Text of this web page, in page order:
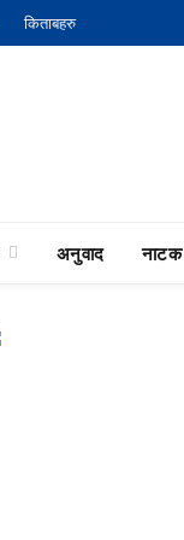
किताबहरु
अनुवाद नाटक